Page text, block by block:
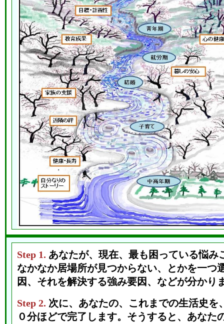
Step 1. あなたが、現在、最も困っている悩
なかなか居場所が見つからない、とかを一つ
因、それを解決する強み要因、などが分かり
Step 2. 次に、あなたの、これまでの生活史
０分ほどで完了します。そうすると、あな